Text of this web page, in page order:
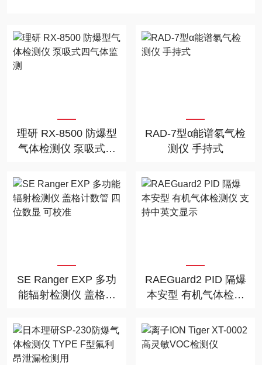
理研 RX-8500 防爆型
气体检测仪 泵吸式四
RAD-7型α能谱氡气检
测仪 手持式
SE Ranger EXP 多功
能辐射检测仪 盖格计
RAEGuard2 PID 隔爆
本安型 有机气体检测